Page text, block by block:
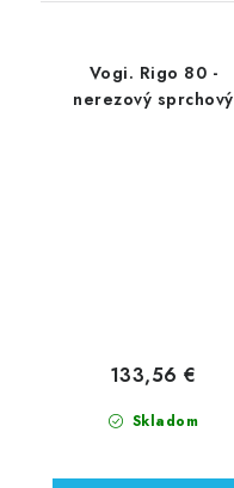
Vogi. Rigo 80 -
nerezový sprchový
Skladom
133,56 €